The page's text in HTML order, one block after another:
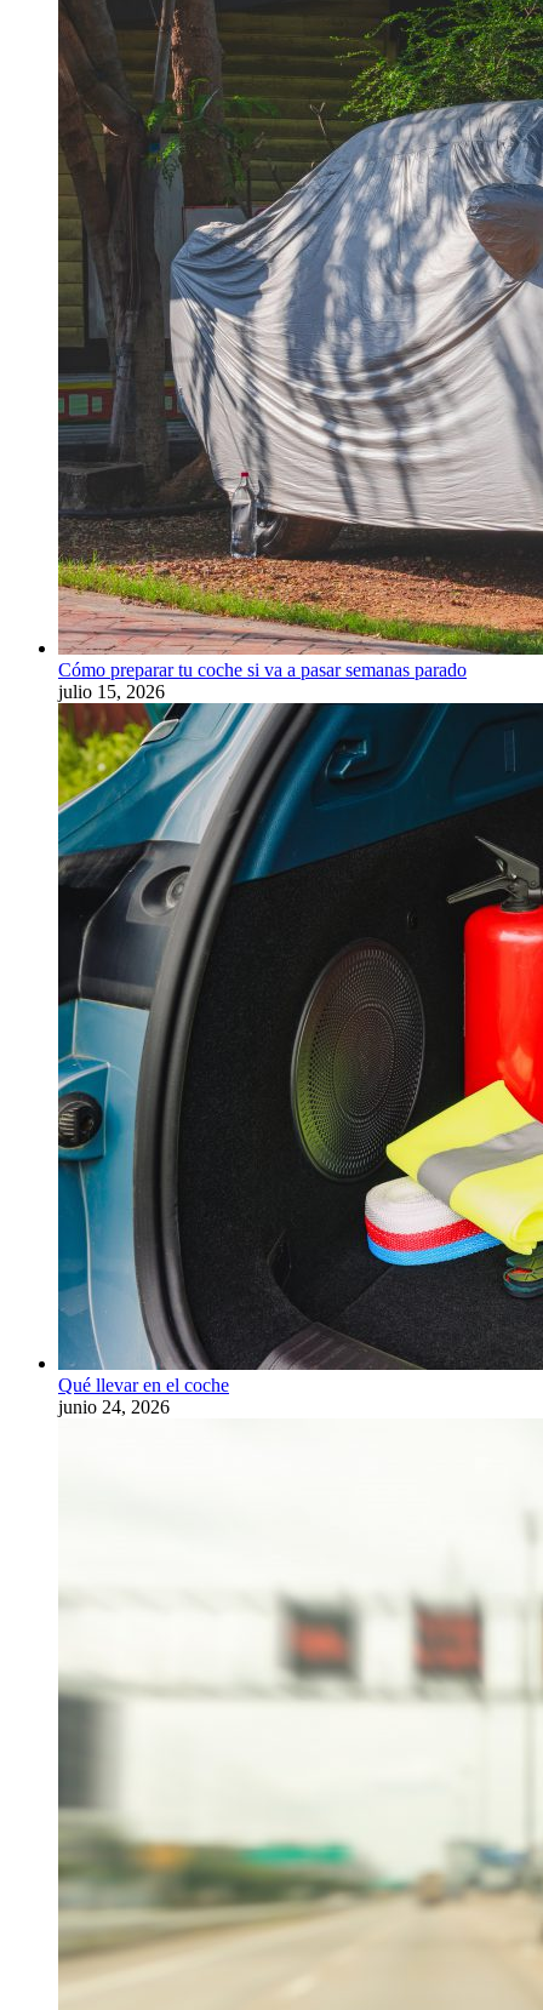
Cómo preparar tu coche si va a pasar semanas parado
julio 15, 2026
Qué llevar en el coche
junio 24, 2026